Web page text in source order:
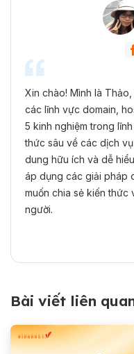
Xin chào! Mình là
các lĩnh vực domain,
5 kinh nghiệm trong
thức sâu về các dịch
dung hữu ích và dễ
áp dụng các giải pháp
muốn chia sẻ kiến thức
người.
Bài viết liên